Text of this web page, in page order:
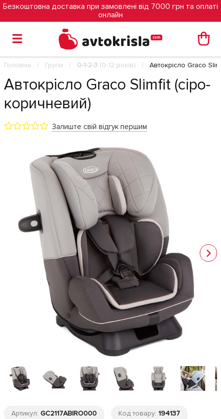
Безкоштовна доставка при замовлені від 7000 грн та оплаті
онлайн
Головна Групи 0-1-2-3 (0-12 років) Автокрісло Graco
Автокрісло Graco Slimfit (сіро-
коричневий)
Залиште свій відгук першим
Артикул: GC2117ABIRO000 Код товару: 194137